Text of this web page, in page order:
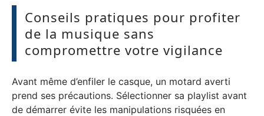
Conseils pratiques pour profiter
de la musique sans
compromettre votre vigilance
Avant même d’enfiler le casque, un motard averti
prend ses précautions. Sélectionner sa playlist avant
de démarrer évite les manipulations risquées en